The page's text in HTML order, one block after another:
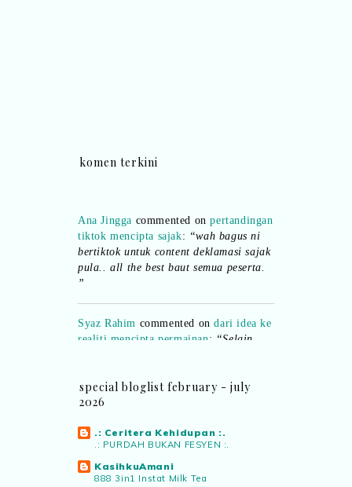
komen terkini
bertiktok untuk content deklamasi sajak
pula.. all the best baut semua peserta.
”
jimat kertas, memang memudahkan
Syaz Rahim
“Menarik sungguh Pertandingan TikTok
Mencipta Sajak Kemerdekaan 2026 dari
PNM ni! Platform terbaik serlahkan
bakat puisi kebangsaan dan
special bloglist february - july
2026
.: Ceritera Kehidupan :.
.: PURDAH BUKAN FESYEN :.
KasihkuAmani
888 3in1 Instat Milk Tea